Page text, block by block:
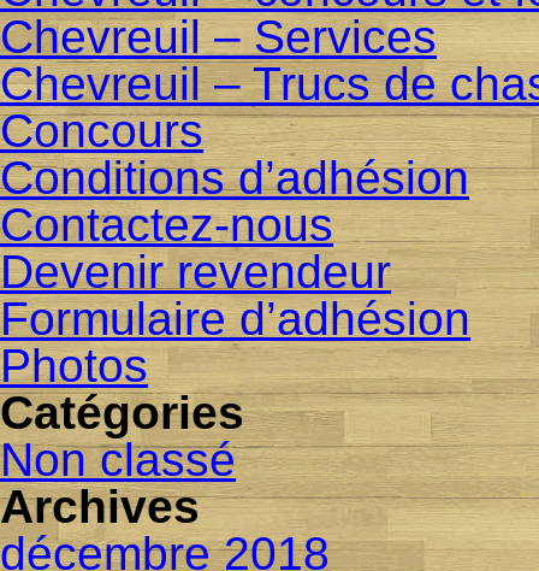
Chevreuil – Services
Chevreuil – Trucs de
Concours
Conditions d’adhésion
Contactez-nous
Devenir revendeur
Formulaire d’adhésion
Photos
Catégories
Non classé
Archives
décembre 2018